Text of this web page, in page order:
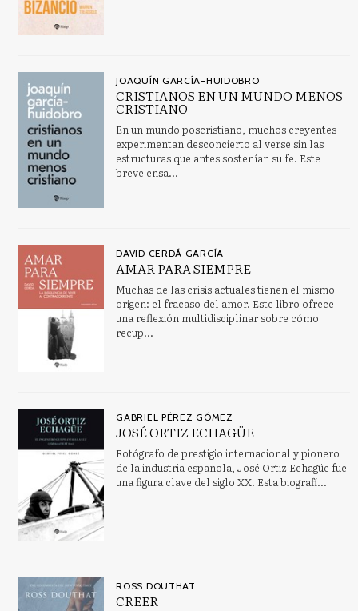
JOAQUÍN GARCÍA-HUIDOBRO
CRISTIANOS EN UN MUNDO MENOS
CRISTIANO
En un mundo poscristiano, muchos creyentes
experimentan desconcierto al verse sin las
estructuras que antes sostenían su fe. Este
breve ensa...
DAVID CERDÁ GARCÍA
AMAR PARA SIEMPRE
Muchas de las crisis actuales tienen el mismo
origen: el fracaso del amor. Este libro ofrece
una reflexión multidisciplinar sobre cómo
recup...
GABRIEL PÉREZ GÓMEZ
JOSÉ ORTIZ ECHAGÜE
Fotógrafo de prestigio internacional y pionero
de la industria española, José Ortiz Echagüe fue
una figura clave del siglo XX. Esta biografí...
ROSS DOUTHAT
CREER